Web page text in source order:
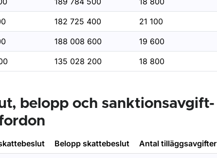
182 725 400 21 100
188 008 600 19 600
135 028 200 18 800
belopp och sanktionsavgift-
Belopp skattebeslut Antal tilläggsavgifter